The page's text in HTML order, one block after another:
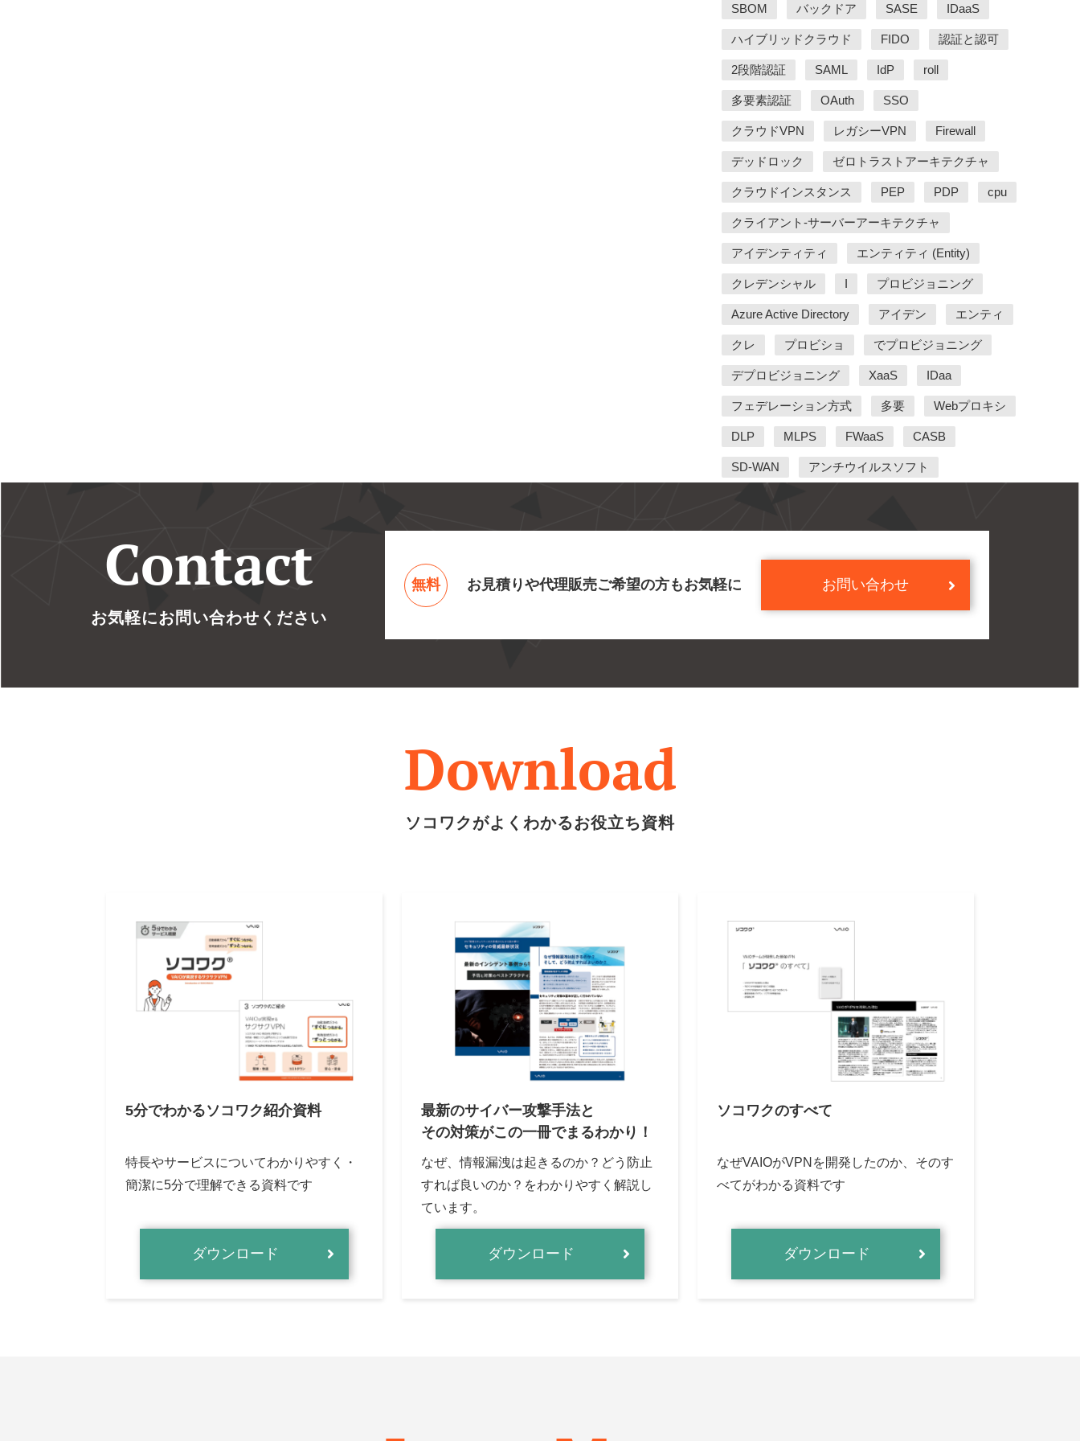
SBOM バックドア SASE IDaaS
ハイブリッドクラウド FIDO 認証と認可
2段階認証 SAML IdP roll
多要素認証 OAuth SSO
クラウドVPN レガシーVPN Firewall
デッドロック ゼロトラストアーキテクチャ
クラウドインスタンス PEP PDP cpu
クライアント-サーバーアーキテクチャ
アイデンティティ エンティティ (Entity)
クレデンシャル I プロビジョニング
Azure Active Directory アイデン エンティ
クレ プロビショ でプロビジョニング
デプロビジョニング XaaS IDaa
フェデレーション方式 多要 Webプロキシ
DLP MLPS FWaaS CASB
SD-WAN アンチウイルスソフト
Contact
お気軽にお問い合わせください
無料 お見積りや代理販売ご希望の方もお気軽に お問い合わせ
Download
ソコワクがよくわかるお役立ち資料
5分でわかるソコワク紹介資料
特長やサービスについてわかりやすく・
簡潔に5分で理解できる資料です
ダウンロード
最新のサイバー攻撃手法と
その対策がこの一冊でまるわかり！
なぜ、情報漏洩は起きるのか？どう防止
すれば良いのか？をわかりやすく解説し
ています。
ダウンロード
ソコワクのすべて
なぜVAIOがVPNを開発したのか、そのす
べてがわかる資料です
ダウンロード